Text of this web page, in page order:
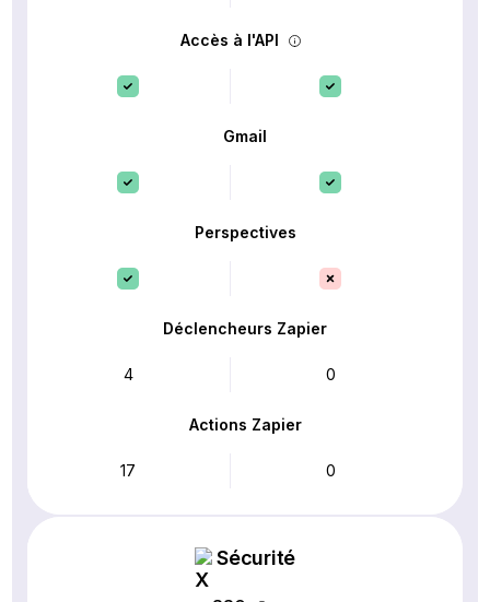
Accès à l'API
Gmail
Perspectives
Déclencheurs Zapier
4 0
Actions Zapier
17 0
Sécurité